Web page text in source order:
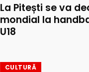
La Pitești se va
mondial la
U18
CULTURĂ